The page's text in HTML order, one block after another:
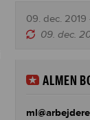
09. dec. 2019
09. dec.
ALMEN